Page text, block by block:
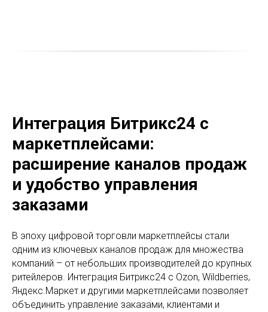
Интеграция Битрикс24 с
маркетплейсами:
расширение каналов продаж
и удобство управления
заказами
В эпоху цифровой торговли маркетплейсы стали
одним из ключевых каналов продаж для множества
компаний – от небольших производителей до крупных
ритейлеров. Интеграция Битрикс24 с Ozon, Wildberries,
Яндекс.Маркет и другими маркетплейсами позволяет
объединить управление заказами, клиентами и